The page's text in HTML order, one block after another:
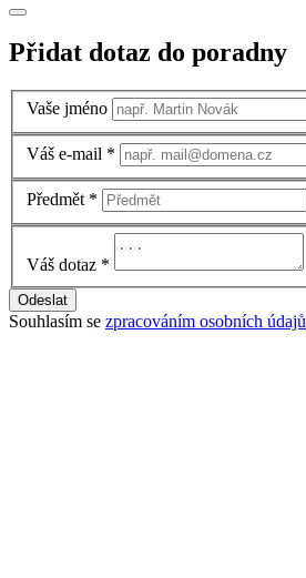
Přidat dotaz do poradny
Vaše jméno
Váš e-mail *
Předmět *
Váš dotaz *
Odeslat
Souhlasím se zpracováním osobních údajů